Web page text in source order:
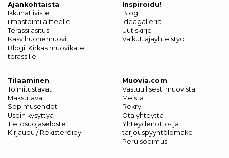
Ajankohtaista
Ikkunatiiviste
ilmastointilaitteelle
Terassilasitus
Kasvihuonemuovit
Blogi: Kirkas muovikate
terassille
Inspiroidu!
Blogi
Ideagalleria
Uutiskirje
Vaikuttajayhteistyö
Tilaaminen
Toimitustavat
Maksutavat
Sopimusehdot
Usein kysyttyä
Tietosuojaseloste
Kirjaudu / Rekisteröidy
Muovia.com
Vastuullisesti muovista
Meistä
Rekry
Ota yhteyttä
Yhteydenotto- ja
tarjouspyyntölomake
Peru sopimus